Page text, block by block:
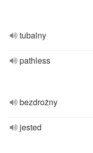
tubalny
pathless
bezdrożny
jested